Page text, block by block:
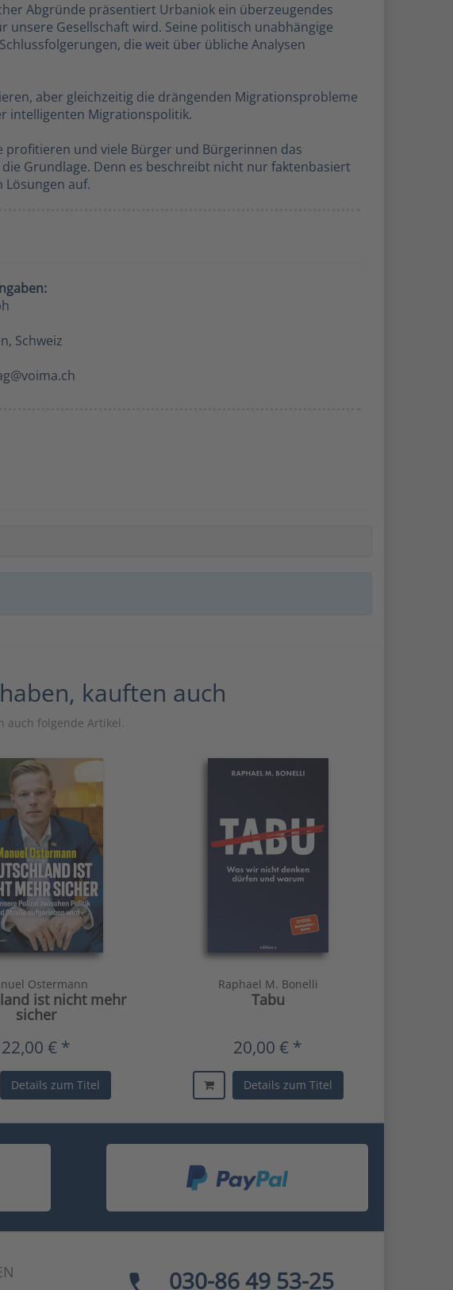
Abgründe präsentiert Urbaniok ein überzeugendes
Gesellschaft wird. Seine politisch unabhängige
die weit über übliche Analysen
aber gleichzeitig die drängenden Migrationsprobleme
intelligenten Migrationspolitik.
und viele Bürger und Bürgerinnen das
Grundlage. Denn es beschreibt nicht nur faktenbasiert
auf.
Schweiz
kauften auch
auch folgende Artikel.
Ostermann
ist nicht mehr
sicher
22,00 € *
Details zum Titel
Raphael M. Bonelli
Tabu
20,00 € *
Details zum Titel
030-86 49 53-25